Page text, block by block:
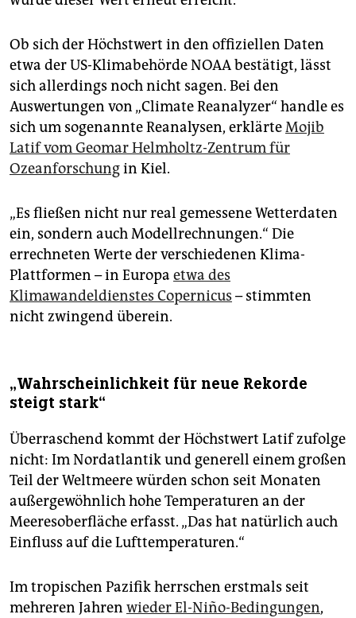
Ob sich der Höchstwert in den offiziellen Daten
etwa der US-Klimabehörde NOAA bestätigt, lässt
sich allerdings noch nicht sagen. Bei den
Auswertungen von „Climate Reanalyzer“ handle es
sich um sogenannte Reanalysen, erklärteMojib
Latif vom Geomar Helmholtz-Zentrum für
Ozeanforschungin Kiel.
„Es fließen nicht nur real gemessene Wetterdaten
ein, sondern auch Modellrechnungen.“ Die
errechneten Werte der verschiedenen Klima-
Plattformen – in Europa etwa des
Klimawandeldienstes Copernicus – stimmten
nicht zwingend überein.
„Wahrscheinlichkeit für neue Rekorde
steigt stark“
Überraschend kommt der Höchstwert Latif zufolge
nicht: Im Nordatlantik und generell einem großen
Teil der Weltmeere würden schon seit Monaten
außergewöhnlich hohe Temperaturen an der
Meeresoberfläche erfasst. „Das hat natürlich auch
Einfluss auf die Lufttemperaturen.“
Im tropischen Pazifik herrschen erstmals seit
mehreren Jahren wieder El-Niño-Bedingungen,